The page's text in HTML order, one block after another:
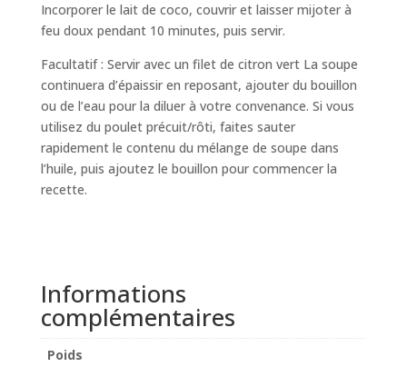
Incorporer le lait de coco, couvrir et laisser mijoter à
feu doux pendant 10 minutes, puis servir.
Facultatif : Servir avec un filet de citron vert La soupe
continuera d’épaissir en reposant, ajouter du bouillon
ou de l’eau pour la diluer à votre convenance. Si vous
utilisez du poulet précuit/rôti, faites sauter
rapidement le contenu du mélange de soupe dans
l’huile, puis ajoutez le bouillon pour commencer la
recette.
Informations
complémentaires
Poids